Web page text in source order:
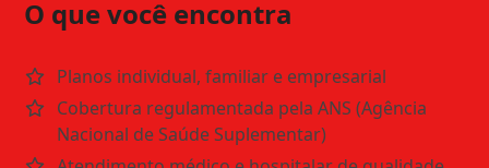
O que você encontra
Planos individual, familiar e empresarial
Cobertura regulamentada pela ANS (Agência
Nacional de Saúde Suplementar)